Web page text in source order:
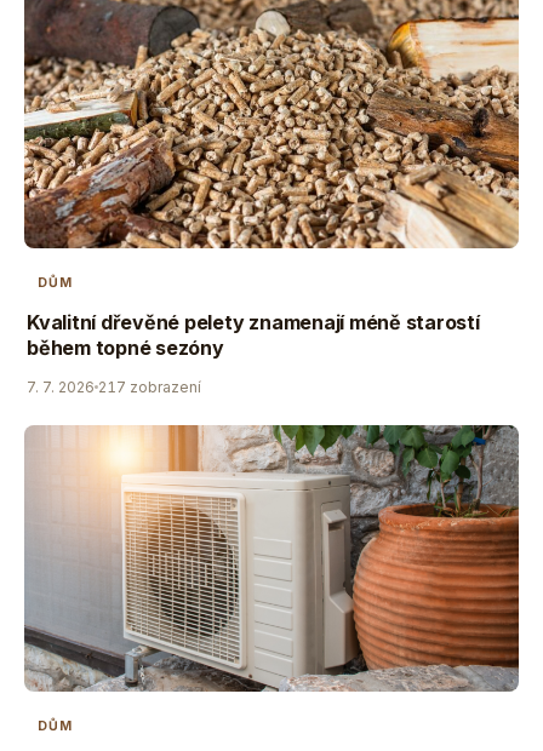
DŮM
Kvalitní dřevěné pelety znamenají méně starostí
během topné sezóny
7. 7. 2026 217 zobrazení
DŮM